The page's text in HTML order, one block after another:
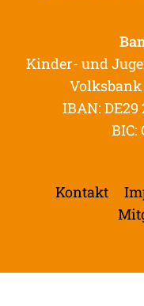
Kinder- und
Volksbank
IBAN: DE29
BIC:
Kontakt